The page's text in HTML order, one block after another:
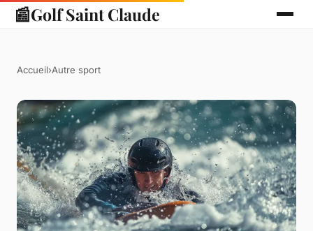
📰Golf Saint Claude
Accueil›Autre sport